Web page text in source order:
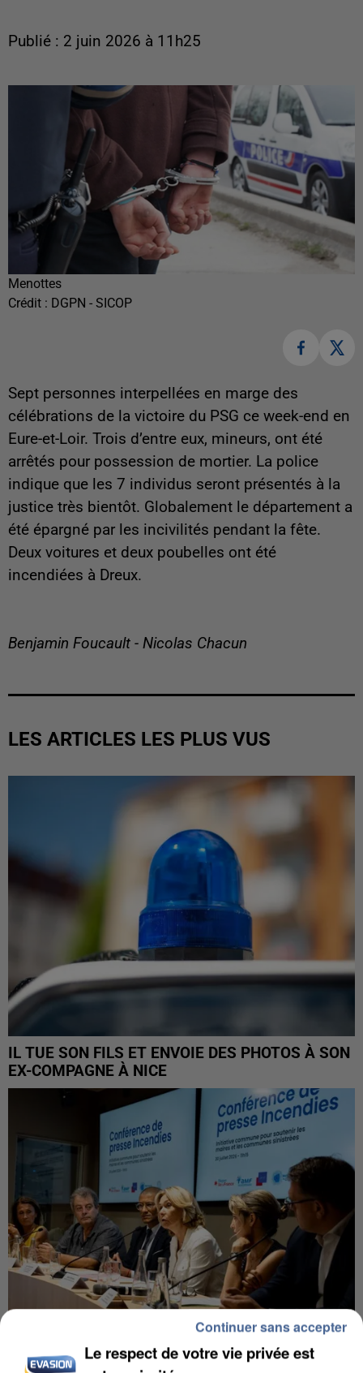
Publié : 2 juin 2026 à 11h25
Menottes
Crédit : DGPN - SICOP
Sept personnes interpellées en marge des
célébrations de la victoire du PSG ce week-end en
Eure-et-Loir. Trois d’entre eux, mineurs, ont été
arrêtés pour possession de mortier. La police
indique que les 7 individus seront présentés à la
justice très bientôt. Globalement le département a
été épargné par les incivilités pendant la fête.
Deux voitures et deux poubelles ont été
incendiées à Dreux.
Benjamin Foucault - Nicolas Chacun
LES ARTICLES LES PLUS VUS
IL TUE SON FILS ET ENVOIE DES PHOTOS À SON
EX-COMPAGNE À NICE
INCENDIES : L’ÎLE-DE-FRANCE LANCE UN ÉLAN
Le respect de votre vie privée est
Continuer sans accepter